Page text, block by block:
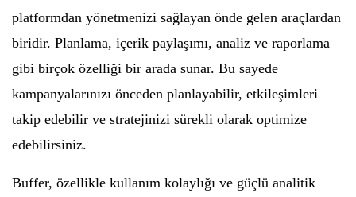
platformdan yönetmenizi sağlayan önde gelen araçlardan
biridir. Planlama, içerik paylaşımı, analiz ve raporlama
gibi birçok özelliği bir arada sunar. Bu sayede
kampanyalarınızı önceden planlayabilir, etkileşimleri
takip edebilir ve stratejinizi sürekli olarak optimize
edebilirsiniz.
Buffer, özellikle kullanım kolaylığı ve güçlü analitik